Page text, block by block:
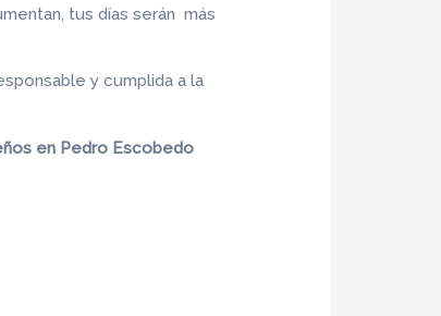
tus días serán más
y cumplida a la
en Pedro Escobedo